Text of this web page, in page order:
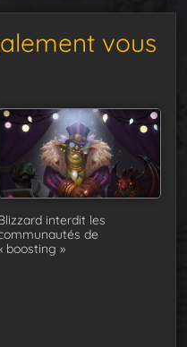
vous
interdit les
de
boosting »